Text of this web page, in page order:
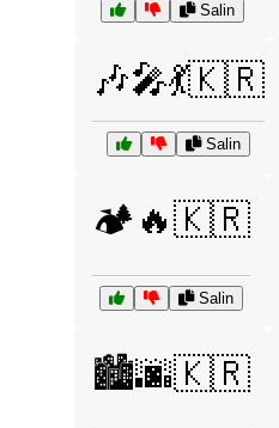
Salin
🎶🎤💃🇰🇷
Salin
🏕️🔥🇰🇷
Salin
🏙️🌆🇰🇷